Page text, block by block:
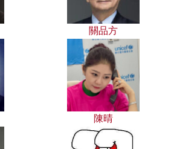
關品方
陳晴